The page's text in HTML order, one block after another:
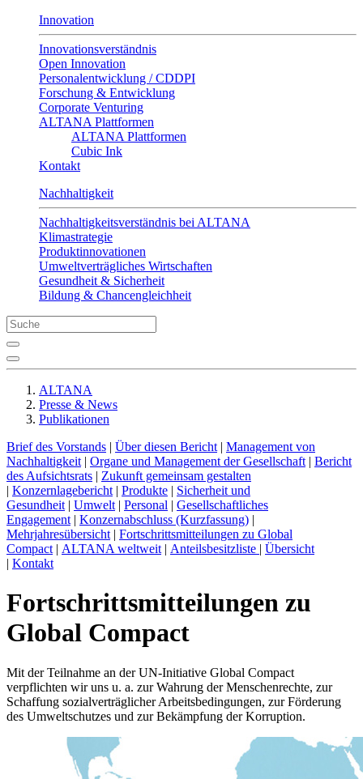
Innovation
Innovationsverständnis
Open Innovation
Personalentwicklung / CDDPI
Forschung & Entwicklung
Corporate Venturing
ALTANA Plattformen
ALTANA Plattformen
Cubic Ink
Kontakt
Nachhaltigkeit
Nachhaltigkeitsverständnis bei ALTANA
Klimastrategie
Produktinnovationen
Umweltverträgliches Wirtschaften
Gesundheit & Sicherheit
Bildung & Chancengleichheit
ALTANA
Presse & News
Publikationen
Brief des Vorstands | Über diesen Bericht | Management von
Nachhaltigkeit | Organe und Management der Gesellschaft | Bericht
des Aufsichtsrats | Zukunft gemeinsam gestalten
| Konzernlagebericht | Produkte | Sicherheit und
Gesundheit | Umwelt | Personal | Gesellschaftliches
Engagement | Konzernabschluss (Kurzfassung) |
Mehrjahresübersicht | Fortschrittsmitteilungen zu Global
Compact | ALTANA weltweit | Anteilsbesitzliste | Übersicht
| Kontakt
Fortschrittsmitteilungen zu
Global Compact
Mit der Teilnahme an der UN-Initiative Global Compact
verpflichten wir uns u. a. zur Wahrung der Menschenrechte, zur
Schaffung sozialverträglicher Arbeitsbedingungen, zur Förderung
des Umweltschutzes und zur Bekämpfung der Korruption.